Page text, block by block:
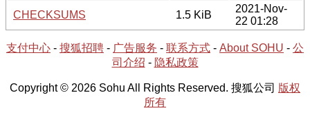
CHECKSUMS
1.5 KiB
2021-Nov-
22 01:28
支付中心 - 搜狐招聘 - 广告服务 - 联系方式 - About SOHU - 公
司介绍 - 隐私政策
Copyright © 2026 Sohu All Rights Reserved. 搜狐公司 版权
所有